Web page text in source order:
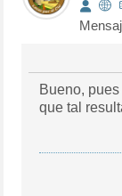
Bueno,
que tal